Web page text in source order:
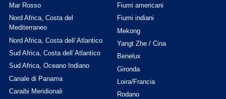
Mar Rosso
Nord Africa, Costa del
Mediterraneo
Nord Africa, Costa dell´Atlantico
Sud Africa, Costa dell´Atlantico
Sud Africa, Oceano Indiano
Canale di Panama
Caraibi Meridionali
Fiumi americani
Fiumi indiani
Mekong
Yangt Zhe / Cina
Benelux
Gironda
Loira/Francia
Rodano